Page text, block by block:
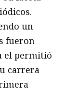
un
fueron
el permitió
carrera